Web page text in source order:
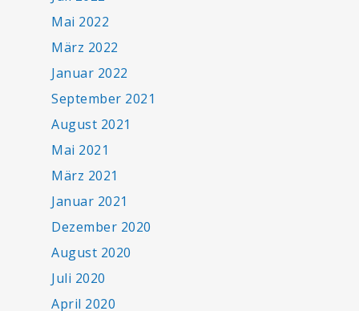
Mai 2022
März 2022
Januar 2022
September 2021
August 2021
Mai 2021
März 2021
Januar 2021
Dezember 2020
August 2020
Juli 2020
April 2020